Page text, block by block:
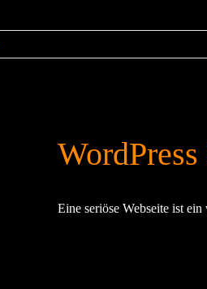
Eine seriöse Webseite ist